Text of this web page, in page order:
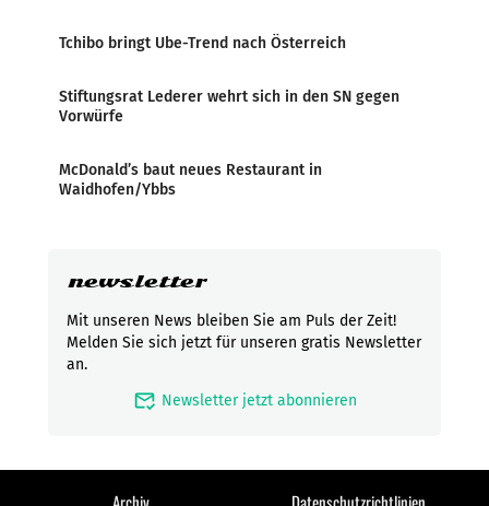
Tchibo bringt Ube-Trend nach Österreich
Stiftungsrat Lederer wehrt sich in den SN gegen
Vorwürfe
McDonald’s baut neues Restaurant in
Waidhofen/Ybbs
newsletter
Mit unseren News bleiben Sie am Puls der Zeit!
Melden Sie sich jetzt für unseren gratis Newsletter
an.
mark_email_read Newsletter jetzt abonnieren